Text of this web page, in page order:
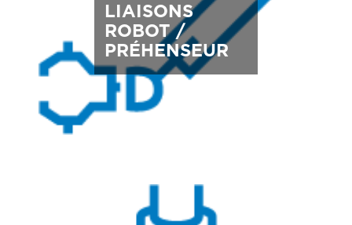
LIAISONS
ROBOT /
PRÉHENSEUR